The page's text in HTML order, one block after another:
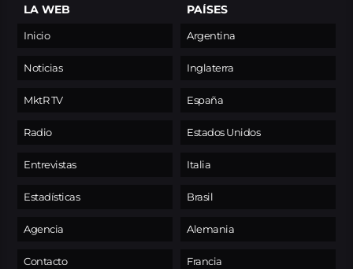
LA WEB
Inicio
Noticias
MktR TV
Radio
Entrevistas
Estadísticas
Agencia
Contacto
PAÍSES
Argentina
Inglaterra
España
Estados Unidos
Italia
Brasil
Alemania
Francia